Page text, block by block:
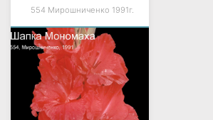
554 Мирошниченко 1991г.